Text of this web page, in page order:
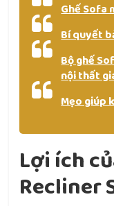
Ghế Sofa
Bí quyết
Bộ ghế
nội thất
Mẹo giúp
Lợi ích
Recliner